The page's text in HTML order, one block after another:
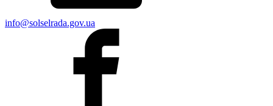
info@solselrada.gov.ua